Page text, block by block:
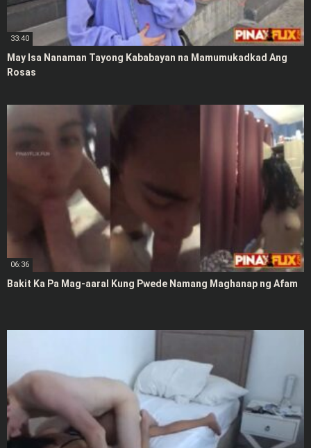
33:40
May Isa Nanaman Tayong Kababayan na Mamumukadkad Ang
Rosas
06:36
Bakit Ka Pa Mag-aaral Kung Pwede Namang Maghanap ng Afam